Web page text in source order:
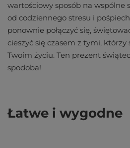
wartościowy sposób na wspólne
od codziennego stresu i
ponownie połączyć się,
cieszyć się czasem z tymi, którzy
Twoim życiu. Ten prezent
spodoba!
Łatwe i wygodne